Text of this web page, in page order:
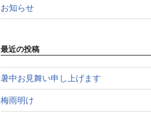
お知らせ
最近の投稿
暑中お見舞い申し上げます
梅雨明け